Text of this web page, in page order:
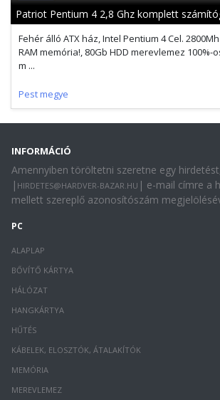
Patriot Pentium 4 2,8 Ghz komplett
Fehér álló ATX ház, Intel Pentium 4 Cel.
RAM memória!, 80Gb HDD merevlemez 100%-
m ...
Pest megye
INFORMÁCIÓ
Amennyiben töröltetni szeretne egy
| HIRDETES@HARDVER-BAZAR.HU | e-mail címre a
mellett szereplő azonosítószám
PC
ALAPLAP
BŐVÍTŐ KÁRTYA
HÁLÓZAT
HANGKÁRTYA
HŰTÉS
KÁBELEK, ELOSZTÓK, ÁTALAKÍTÓK
MEMÓRIA
MEREVLEMEZ